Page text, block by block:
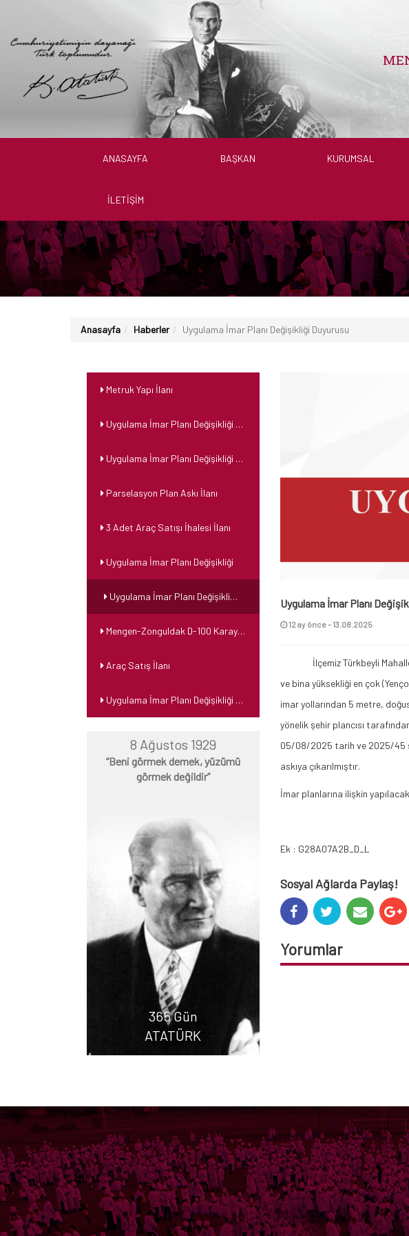
ANASAYFA BAŞKAN KURUMSAL
İLETIŞIM
Anasayfa Haberler Uygulama İmar Planı Değişikliği Duyurusu
Uygulama İmar Planı
12 ay önce - 13.08.2025
İlçemiz Türkbeyli
ve bina yüksekliği en çok
imar yollarından 5 metre,
yönelik şehir plancısı
05/08/2025 tarih ve 2025/45
askıya çıkarılmıştır.
İmar planlarına ilişkin
Ek : G28A07A2B_D_L
Sosyal Ağlarda Paylaş!
Yorumlar
Metruk Yapı İlanı
Uygulama İmar Planı Değişikliği Duyurusu
Uygulama İmar Planı Değişikliği Duyurusu
Parselasyon Plan Askı İlanı
3 Adet Araç Satışı İhalesi İlanı
Uygulama İmar Planı Değişikliği
Uygulama İmar Planı Değişikliği Duyurusu
Mengen-Zonguldak D-100 Karayolu Üzeri Kiralık İşyeri İhaleye İlanı
Araç Satış İlanı
Uygulama İmar Planı Değişikliği Duyurusu
8 Ağustos 1929
“Beni görmek demek, yüzümü
görmek değildir”
365 Gün
ATATÜRK